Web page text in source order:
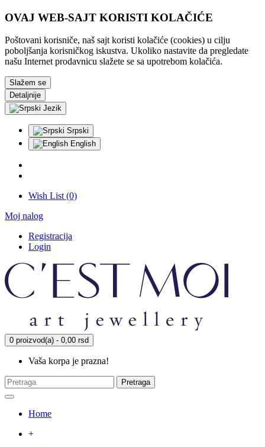
OVAJ WEB-SAJT KORISTI KOLAČIĆE
Poštovani korisniče, naš sajt koristi kolačiće (cookies) u cilju
poboljšanja korisničkog iskustva. Ukoliko nastavite da pregledate
našu Internet prodavnicu slažete se sa upotrebom kolačića.
Slažem se
Detaljnije
Jezik
Srpski
English
Wish List (0)
Moj nalog
Registracija
Login
0 proizvod(a) - 0,00 rsd
Vaša korpa je prazna!
Pretraga
Home
+